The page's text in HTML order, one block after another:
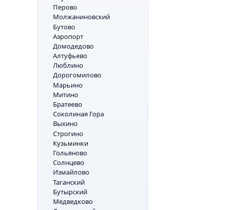
Перово
Молжаниновский
Бутово
Аэропорт
Домодедово
Алтуфьево
Люблино
Дорогомилово
Марьино
Митино
Братеево
Соколиная Гора
Выхино
Строгино
Кузьминки
Гольяново
Солнцево
Измайлово
Таганский
Бутырский
Медведково